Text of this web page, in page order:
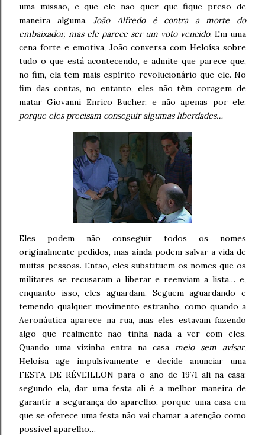
uma missão, e que ele não quer que fique preso de
maneira alguma.João Alfredo é contra a morte do
embaixador, mas ele parece ser um voto vencido. Em uma
cena forte e emotiva, João conversa com Heloísa sobre
tudo o que está acontecendo, e admite que parece que,
no fim, ela tem mais espírito revolucionário que ele. No
fim das contas, no entanto, eles não têm coragem de
matar Giovanni Enrico Bucher, e não apenas por ele:
porque eles precisam conseguir algumas liberdades…
Eles podem não conseguir todos os nomes
originalmente pedidos, mas ainda podem salvar a vida de
muitas pessoas. Então, eles substituem os nomes que os
militares se recusaram a liberar e reenviam a lista… e,
enquanto isso, eles aguardam. Seguem aguardando e
temendo qualquer movimento estranho, como quando a
Aeronáutica aparece na rua, mas eles estavam fazendo
algo que realmente não tinha nada a ver com eles.
Quando uma vizinha entra na casa meio sem avisar,
Heloísa age impulsivamente e decide anunciar uma
FESTA DE RÉVEILLON para o ano de 1971 ali na casa:
segundo ela, dar uma festa ali é a melhor maneira de
garantir a segurança do aparelho, porque uma casa em
que se oferece uma festa não vai chamar a atenção como
possível aparelho…